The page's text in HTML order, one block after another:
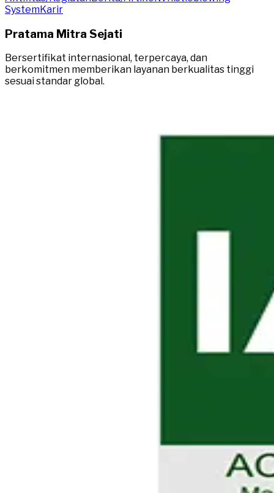
SystemKarir
Pratama Mitra Sejati
Bersertifikat internasional, terpercaya, dan
berkomitmen memberikan layanan berkualitas tinggi
sesuai standar global.